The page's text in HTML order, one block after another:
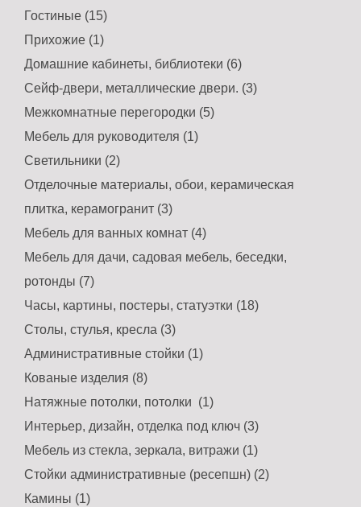
Гостиные (15)
Прихожие (1)
Домашние кабинеты, библиотеки (6)
Сейф-двери, металлические двери. (3)
Межкомнатные перегородки (5)
Мебель для руководителя (1)
Светильники (2)
Отделочные материалы, обои, керамическая
плитка, керамогранит (3)
Мебель для ванных комнат (4)
Мебель для дачи, садовая мебель, беседки,
ротонды (7)
Часы, картины, постеры, статуэтки (18)
Столы, стулья, кресла (3)
Административные стойки (1)
Кованые изделия (8)
Натяжные потолки, потолки (1)
Интерьер, дизайн, отделка под ключ (3)
Мебель из стекла, зеркала, витражи (1)
Стойки административные (ресепшн) (2)
Камины (1)